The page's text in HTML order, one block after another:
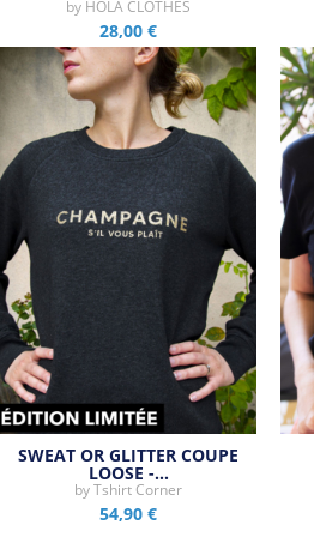
by HOLA CLOTHES
28,00 €
SWEAT OR GLITTER COUPE
LOOSE -…
byTshirt Corner
54,90 €